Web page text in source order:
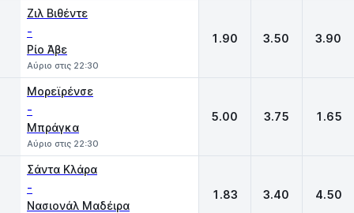
Ζιλ Βιθέντε
-
Ρίο Άβε
Αύριο στις 22:30
1.90 3.50 3.90
Μορεϊρένσε
-
Μπράγκα
Αύριο στις 22:30
5.00 3.75 1.65
Σάντα Κλάρα
-
Νασιονάλ Μαδέιρα
1.83 3.40 4.50